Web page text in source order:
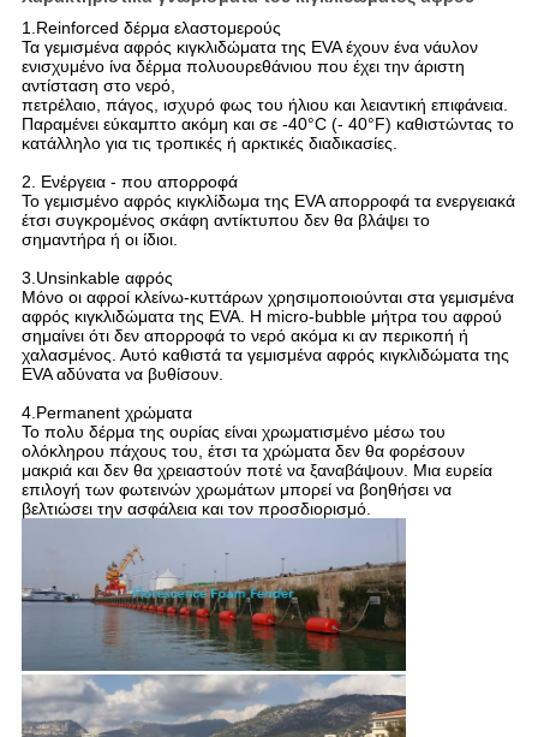
1.Reinforced δέρμα ελαστομερούς
Τα γεμισμένα αφρός κιγκλιδώματα της EVA έχουν ένα νάυλον
ενισχυμένο ίνα δέρμα πολυουρεθάνιου που έχει την άριστη
αντίσταση στο νερό,
πετρέλαιο, πάγος, ισχυρό φως του ήλιου και λειαντική επιφάνεια.
Παραμένει εύκαμπτο ακόμη και σε -40°C (- 40°F) καθιστώντας το
κατάλληλο για τις τροπικές ή αρκτικές διαδικασίες.
2. Ενέργεια - που απορροφά
Το γεμισμένο αφρός κιγκλίδωμα της EVA απορροφά τα ενεργειακά
έτσι συγκρομένος σκάφη αντίκτυπου δεν θα βλάψει το
σημαντήρα ή οι ίδιοι.
3.Unsinkable αφρός
Μόνο οι αφροί κλείνω-κυττάρων χρησιμοποιούνται στα γεμισμένα
αφρός κιγκλιδώματα της EVA. Η micro-bubble μήτρα του αφρού
σημαίνει ότι δεν απορροφά το νερό ακόμα κι αν περικοπή ή
χαλασμένος. Αυτό καθιστά τα γεμισμένα αφρός κιγκλιδώματα της
EVA αδύνατα να βυθίσουν.
4.Permanent χρώματα
Το πολυ δέρμα της ουρίας είναι χρωματισμένο μέσω του
ολόκληρου πάχους του, έτσι τα χρώματα δεν θα φορέσουν
μακριά και δεν θα χρειαστούν ποτέ να ξαναβάψουν. Μια ευρεία
επιλογή των φωτεινών χρωμάτων μπορεί να βοηθήσει να
βελτιώσει την ασφάλεια και τον προσδιορισμό.